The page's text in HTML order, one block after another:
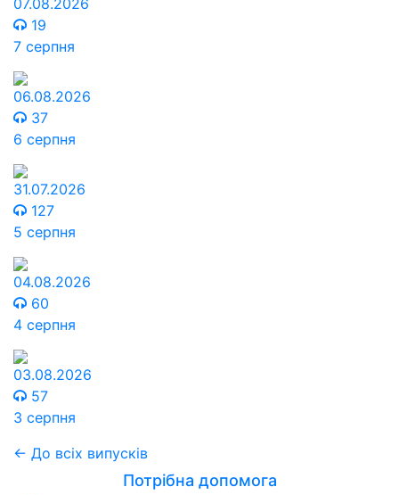
07.08.2026
19
7 серпня
06.08.2026
37
6 серпня
31.07.2026
127
5 серпня
04.08.2026
60
4 серпня
03.08.2026
57
3 серпня
← До всіх випусків
Потрібна допомога